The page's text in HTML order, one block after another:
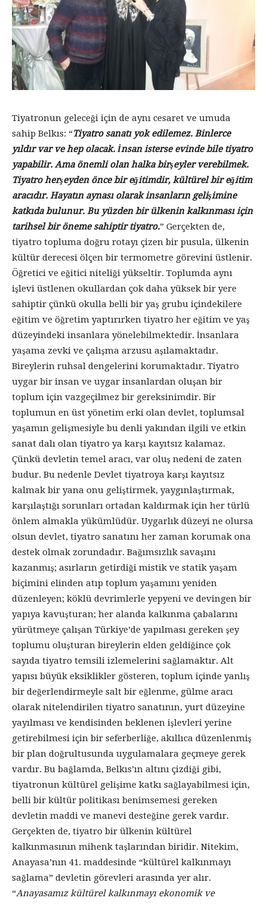
Tiyatronun geleceği için de aynı cesaret ve umuda
sahip Belkıs: “Tiyatro sanatı yok edilemez. Binlerce
yıldır var ve hep olacak. İnsan isterse evinde bile tiyatro
yapabilir. Ama önemli olan halka birşeyler verebilmek.
Tiyatro herşeyden önce bir eğitimdir, kültürel bir eğitim
aracıdır. Hayatın aynası olarak insanların gelişimine
katkıda bulunur. Bu yüzden bir ülkenin kalkınması için
tarihsel bir öneme sahiptir tiyatro.” Gerçekten de,
tiyatro topluma doğru rotayı çizen bir pusula, ülkenin
kültür derecesi ölçen bir termometre görevini üstlenir.
Öğretici ve eğitici niteliği yükseltir. Toplumda aynı
işlevi üstlenen okullardan çok daha yüksek bir yere
sahiptir çünkü okulla belli bir yaş grubu içindekilere
eğitim ve öğretim yaptırırken tiyatro her eğitim ve yaş
düzeyindeki insanlara yönelebilmektedir. İnsanlara
yaşama zevki ve çalışma arzusu aşılamaktadır.
Bireylerin ruhsal dengelerini korumaktadır. Tiyatro
uygar bir insan ve uygar insanlardan oluşan bir
toplum için vazgeçilmez bir gereksinimdir. Bir
toplumun en üst yönetim erki olan devlet, toplumsal
yaşamın gelişmesiyle bu denli yakından ilgili ve etkin
sanat dalı olan tiyatro ya karşı kayıtsız kalamaz.
Çünkü devletin temel aracı, var oluş nedeni de zaten
budur. Bu nedenle Devlet tiyatroya karşı kayıtsız
kalmak bir yana onu geliştirmek, yaygınlaştırmak,
karşılaştığı sorunları ortadan kaldırmak için her türlü
önlem almakla yükümlüdür. Uygarlık düzeyi ne olursa
olsun devlet, tiyatro sanatını her zaman korumak ona
destek olmak zorundadır. Bağımsızlık savaşını
kazanmış; asırların getirdiği mistik ve statik yaşam
biçimini elinden atıp toplum yaşamını yeniden
düzenleyen; köklü devrimlerle yepyeni ve devingen bir
yapıya kavuşturan; her alanda kalkınma çabalarını
yürütmeye çalışan Türkiye’de yapılması gereken şey
toplumu oluşturan bireylerin elden geldiğince çok
sayıda tiyatro temsili izlemelerini sağlamaktır. Alt
yapısı büyük eksiklikler gösteren, toplum içinde yanlış
bir değerlendirmeyle salt bir eğlenme, gülme aracı
olarak nitelendirilen tiyatro sanatının, yurt düzeyine
yayılması ve kendisinden beklenen işlevleri yerine
getirebilmesi için bir seferberliğe, akıllıca düzenlenmiş
bir plan doğrultusunda uygulamalara geçmeye gerek
vardır. Bu bağlamda, Belkıs’ın altını çizdiği gibi,
tiyatronun kültürel gelişime katkı sağlayabilmesi için,
belli bir kültür politikası benimsemesi gereken
devletin maddi ve manevi desteğine gerek vardır.
Gerçekten de, tiyatro bir ülkenin kültürel
kalkınmasının mihenk taşlarından biridir. Nitekim,
Anayasa’nın 41. maddesinde “kültürel kalkınmayı
sağlama” devletin görevleri arasında yer alır.
“Anayasamız kültürel kalkınmayı ekonomik ve